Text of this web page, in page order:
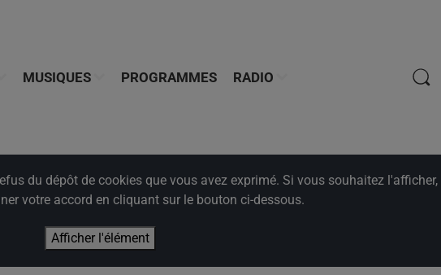
MUSIQUES PROGRAMMES RADIO
du dépôt de cookies que vous avez exprimé. Si vous souhaitez l'afficher,
votre accord en cliquant sur le bouton ci-dessous.
Afficher l'élément